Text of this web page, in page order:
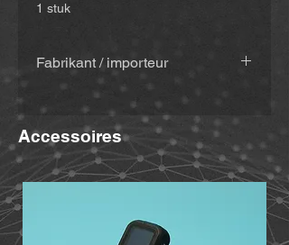
1 stuk
Fabrikant / importeur
Ring 23, 58456 Witten,
www.mibike.de
Accessoires